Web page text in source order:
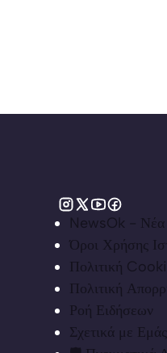
NewsOk - Νέα
Όροι Χρήσης
Πολιτική
Πολιτική
Ροή Ειδήσεων
Σχετικά με